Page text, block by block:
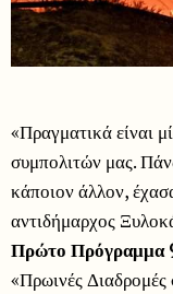
«Πραγματικά είναι
συμπολιτών μας.
κάποιον άλλον,
αντιδήμαρχος
Πρώτο Πρόγραμμα
«Πρωινές